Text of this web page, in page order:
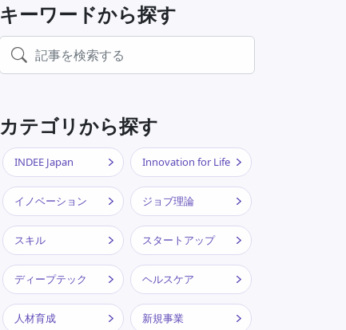
キーワードから探す
カテゴリから探す
INDEE Japan Innovation for Life
イノベーション ジョブ理論
スキル スタートアップ
ディープテック ヘルスケア
人材育成 新規事業